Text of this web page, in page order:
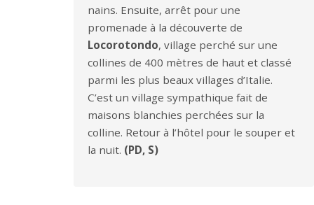
nains. Ensuite, arrêt pour une
promenade à la découverte de
Locorotondo, village perché sur une
collines de 400 mètres de haut et classé
parmi les plus beaux villages d’Italie.
C’est un village sympathique fait de
maisons blanchies perchées sur la
colline. Retour à l’hôtel pour le souper et
la nuit. (PD, S)